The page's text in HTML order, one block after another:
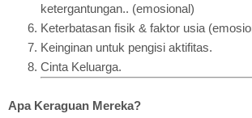
ketergantungan.. (emosional)
Keterbatasan fisik & faktor usia
Keinginan untuk pengisi aktifitas.
Cinta Keluarga.
Apa Keraguan Mereka?